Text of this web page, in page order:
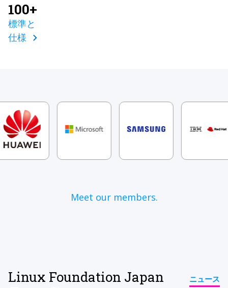
100+
標準と
仕様
Meet our members.
Linux Foundation Japan
ニュース